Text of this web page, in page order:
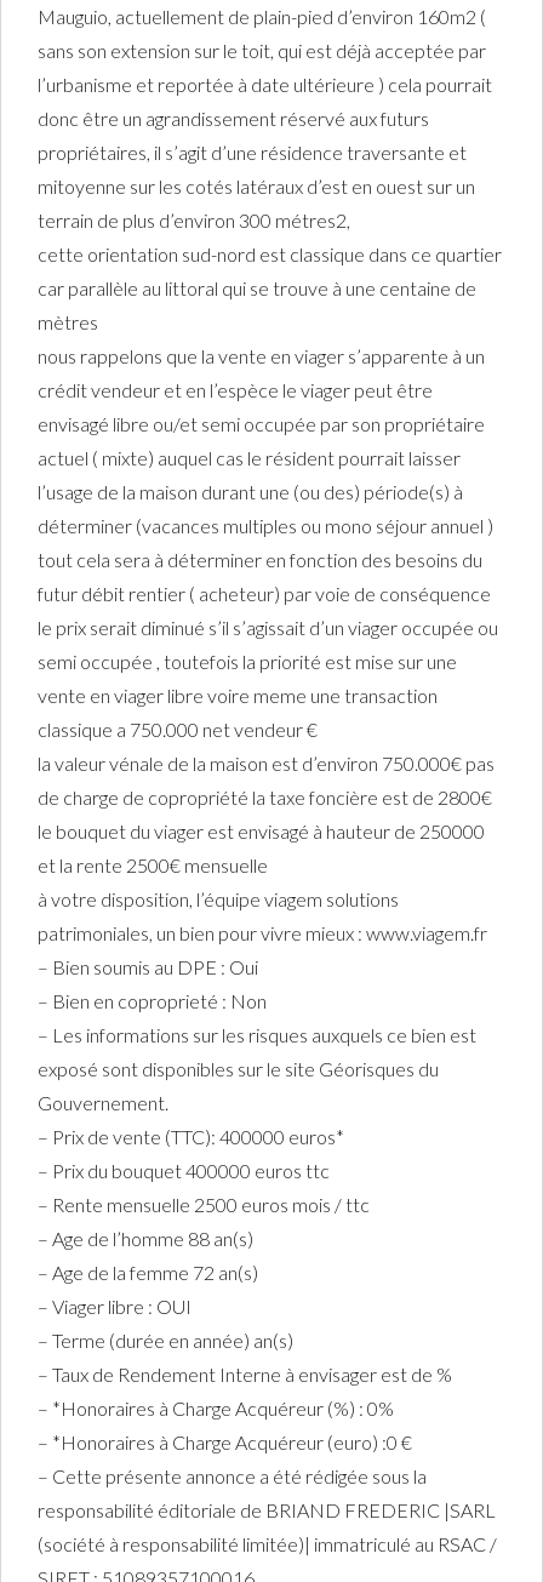
Mauguio, actuellement de plain-pied d’environ 160m2 (
sans son extension sur le toit, qui est déjà acceptée par
l’urbanisme et reportée à date ultérieure ) cela pourrait
donc être un agrandissement réservé aux futurs
propriétaires, il s’agit d’une résidence traversante et
mitoyenne sur les cotés latéraux d’est en ouest sur un
terrain de plus d’environ 300 métres2,
cette orientation sud-nord est classique dans ce quartier
car parallèle au littoral qui se trouve à une centaine de
mètres
nous rappelons que la vente en viager s’apparente à un
crédit vendeur et en l’espèce le viager peut être
envisagé libre ou/et semi occupée par son propriétaire
actuel ( mixte) auquel cas le résident pourrait laisser
l’usage de la maison durant une (ou des) période(s) à
déterminer (vacances multiples ou mono séjour annuel )
tout cela sera à déterminer en fonction des besoins du
futur débit rentier ( acheteur) par voie de conséquence
le prix serait diminué s’il s’agissait d’un viager occupée ou
semi occupée , toutefois la priorité est mise sur une
vente en viager libre voire meme une transaction
classique a 750.000 net vendeur €
la valeur vénale de la maison est d’environ 750.000€ pas
de charge de copropriété la taxe foncière est de 2800€
le bouquet du viager est envisagé à hauteur de 250000
et la rente 2500€ mensuelle
à votre disposition, l’équipe viagem solutions
patrimoniales, un bien pour vivre mieux : www.viagem.fr
– Bien soumis au DPE : Oui
– Bien en coproprieté : Non
– Les informations sur les risques auxquels ce bien est
exposé sont disponibles sur le site Géorisques du
Gouvernement.
– Prix de vente (TTC): 400000 euros*
– Prix du bouquet 400000 euros ttc
– Rente mensuelle 2500 euros mois / ttc
– Age de l’homme 88 an(s)
– Age de la femme 72 an(s)
– Viager libre : OUI
– Terme (durée en année) an(s)
– Taux de Rendement Interne à envisager est de %
– *Honoraires à Charge Acquéreur (%) : 0%
– *Honoraires à Charge Acquéreur (euro) :0 €
– Cette présente annonce a été rédigée sous la
responsabilité éditoriale de BRIAND FREDERIC |SARL
(société à responsabilité limitée)| immatriculé au RSAC /